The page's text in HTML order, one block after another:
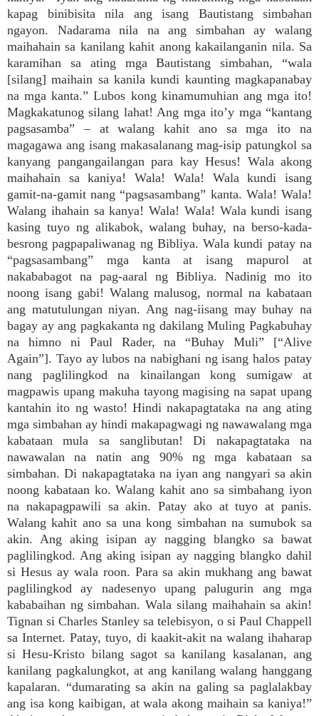
kapag binibisita nila ang isang Bautistang simbahan
ngayon. Nadarama nila na ang simbahan ay walang
maihahain sa kanilang kahit anong kakailanganin nila. Sa
karamihan sa ating mga Bautistang simbahan, “wala
[silang] maihain sa kanila kundi kaunting magkapanabay
na mga kanta.” Lubos kong kinamumuhian ang mga ito!
Magkakatunog silang lahat! Ang mga ito’y mga “kantang
pagsasamba” – at walang kahit ano sa mga ito na
magagawa ang isang makasalanang mag-isip patungkol sa
kanyang pangangailangan para kay Hesus! Wala akong
maihahain sa kaniya! Wala! Wala! Wala kundi isang
gamit-na-gamit nang “pagsasambang” kanta. Wala! Wala!
Walang ihahain sa kanya! Wala! Wala! Wala kundi isang
kasing tuyo ng alikabok, walang buhay, na berso-kada-
besrong pagpapaliwanag ng Bibliya. Wala kundi patay na
“pagsasambang” mga kanta at isang mapurol at
nakababagot na pag-aaral ng Bibliya. Nadinig mo ito
noong isang gabi! Walang malusog, normal na kabataan
ang matutulungan niyan. Ang nag-iisang may buhay na
bagay ay ang pagkakanta ng dakilang Muling Pagkabuhay
na himno ni Paul Rader, na “Buhay Muli” [“Alive
Again”]. Tayo ay lubos na nabighani ng isang halos patay
nang paglilingkod na kinailangan kong sumigaw at
magpawis upang makuha tayong magising na sapat upang
kantahin ito ng wasto! Hindi nakapagtataka na ang ating
mga simbahan ay hindi makapagwagi ng nawawalang mga
kabataan mula sa sanglibutan! Di nakapagtataka na
nawawalan na natin ang 90% ng mga kabataan sa
simbahan. Di nakapagtataka na iyan ang nangyari sa akin
noong kabataan ko. Walang kahit ano sa simbahang iyon
na nakapagpawili sa akin. Patay ako at tuyo at panis.
Walang kahit ano sa una kong simbahan na sumubok sa
akin. Ang aking isipan ay nagging blangko sa bawat
paglilingkod. Ang aking isipan ay nagging blangko dahil
si Hesus ay wala roon. Para sa akin mukhang ang bawat
paglilingkod ay nadesenyo upang palugurin ang mga
kababaihan ng simbahan. Wala silang maihahain sa akin!
Tignan si Charles Stanley sa telebisyon, o si Paul Chappell
sa Internet. Patay, tuyo, di kaakit-akit na walang ihaharap
si Hesu-Kristo bilang sagot sa kanilang kasalanan, ang
kanilang pagkalungkot, at ang kanilang walang hanggang
kapalaran. “dumarating sa akin na galing sa paglalakbay
ang isa kong kaibigan, at wala akong maihain sa kaniya!”